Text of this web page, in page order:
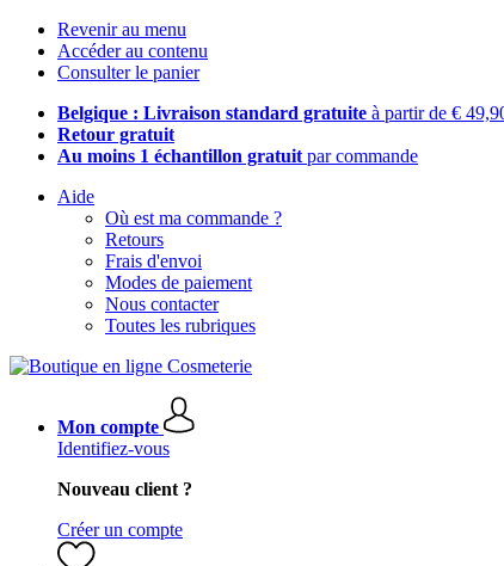
Revenir au menu
Accéder au contenu
Consulter le panier
Belgique : Livraison standard gratuite à partir de €
Retour gratuit
Au moins 1 échantillon gratuit par commande
Aide
Où est ma commande ?
Retours
Frais d'envoi
Modes de paiement
Nous contacter
Toutes les rubriques
Mon compte
Identifiez-vous
Nouveau client ?
Créer un compte